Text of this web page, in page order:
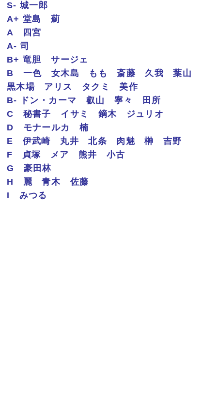
S- 城一郎
A+ 堂島 薊
A 四宮
A- 司
B+ 竜胆 サージェ
B 一色 女木島 もも 斎藤 久我 葉山
黒木場 アリス タクミ 美作
B- ドン・カーマ 叡山 寧々 田所
C 秘書子 イサミ 鏑木 ジュリオ
D モナールカ 楠
E 伊武崎 丸井 北条 肉魅 榊 吉野
F 貞塚 メア 熊井 小古
G 豪田林
H 麗 青木 佐藤
I みつる